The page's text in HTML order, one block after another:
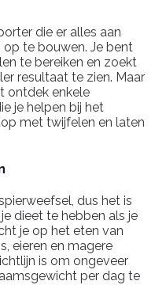
die er alles aan
te bouwen. Je bent
te bereiken en zoekt
resultaat te zien. Maar
ontdek enkele
je helpen bij het
met twijfelen en laten
dus het is
dieet te hebben als je
je op het eten van
eieren en magere
is om ongeveer
per dag te